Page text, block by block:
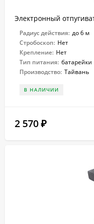
Электронный
Радиус действия: до 6 м
Стробоскоп: Нет
Крепление: Нет
Тип питания: батарейки
Производство: Тайвань
В НАЛИЧИИ
2 570 ₽